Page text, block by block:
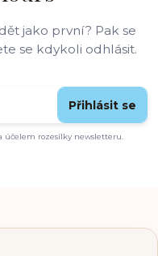
jako první? Pak se
se kdykoli odhlásit.
Přihlásit se
účelem rozesílky newsletteru.